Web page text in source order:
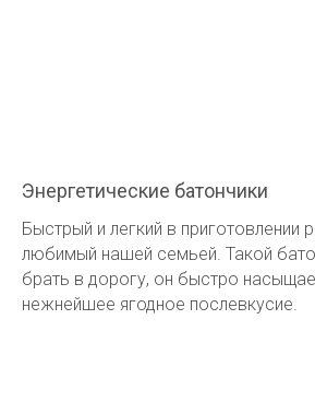
Энергетические батончики
Быстрый и легкий в приготовлении
любимый нашей семьей. Такой
брать в дорогу, он быстро
нежнейшее ягодное послевкусие.